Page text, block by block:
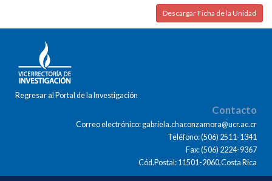
Descargar Ficha de la Unidad
Regresar al Portal de la Investigación
Contacto
Correo electrónico: gabriela.chaconzamora@ucr.ac.cr
Teléfono: (506) 2511-1341
Fax: (506) 2224-9367
Cód.Postal: 11501-2060,Costa Rica